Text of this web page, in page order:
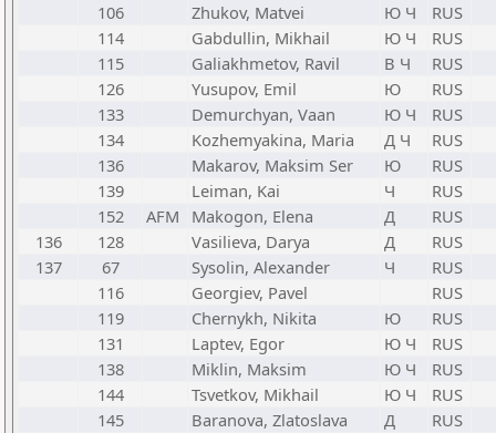
106
Zhukov, Matvei Ю Ч
RUS
114
Gabdullin, Mikhail Ю Ч
RUS
115
Galiakhmetov, Ravil В Ч
RUS
126
Yusupov, Emil Ю
RUS
133
Demurchyan, Vaan Ю Ч
RUS
134
Kozhemyakina, Maria Д Ч
RUS
136
Makarov, Maksim Ser Ю
RUS
139
Leiman, Kai Ч
RUS
152
AFM Makogon, Elena Д
RUS
136
128 Vasilieva, Darya Д
RUS
137
67 Sysolin, Alexander Ч
RUS
116
Georgiev, Pavel
RUS
119
Chernykh, Nikita Ю
RUS
131
Laptev, Egor Ю Ч
RUS
138
Miklin, Maksim Ю Ч
RUS
144
Tsvetkov, Mikhail Ю Ч
RUS
145
Baranova, Zlatoslava Д
RUS